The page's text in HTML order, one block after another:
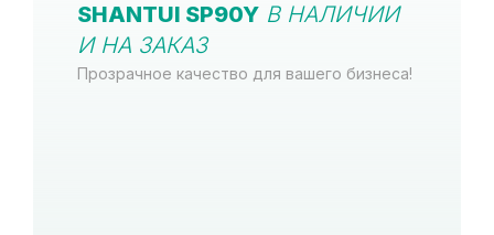
SHANTUI SP90Y В НАЛИЧИИ
И НА ЗАКАЗ
Прозрачное качество для вашего бизнеса!